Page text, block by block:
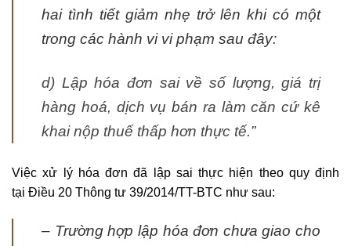
hai tình tiết giảm nhẹ trở lên khi có một
trong các hành vi vi phạm sau đây:
d) Lập hóa đơn sai về số lượng, giá trị
hàng hoá, dịch vụ bán ra làm căn cứ kê
khai nộp thuế thấp hơn thực tế.”
Việc xử lý hóa đơn đã lập sai thực hiện theo quy định
tại Điều 20 Thông tư 39/2014/TT-BTC như sau:
– Trường hợp lập hóa đơn chưa giao cho